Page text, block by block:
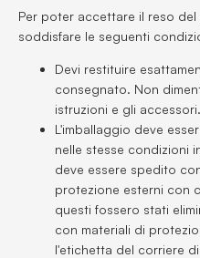
Per poter accettare il reso
soddisfare le seguenti
Devi restituire
consegnato. Non
istruzioni e gli accessori.
L'imballaggio deve
nelle stesse condizioni
deve essere spedito
protezione esterni con
questi fossero stati
con materiali di
l'etichetta del corriere